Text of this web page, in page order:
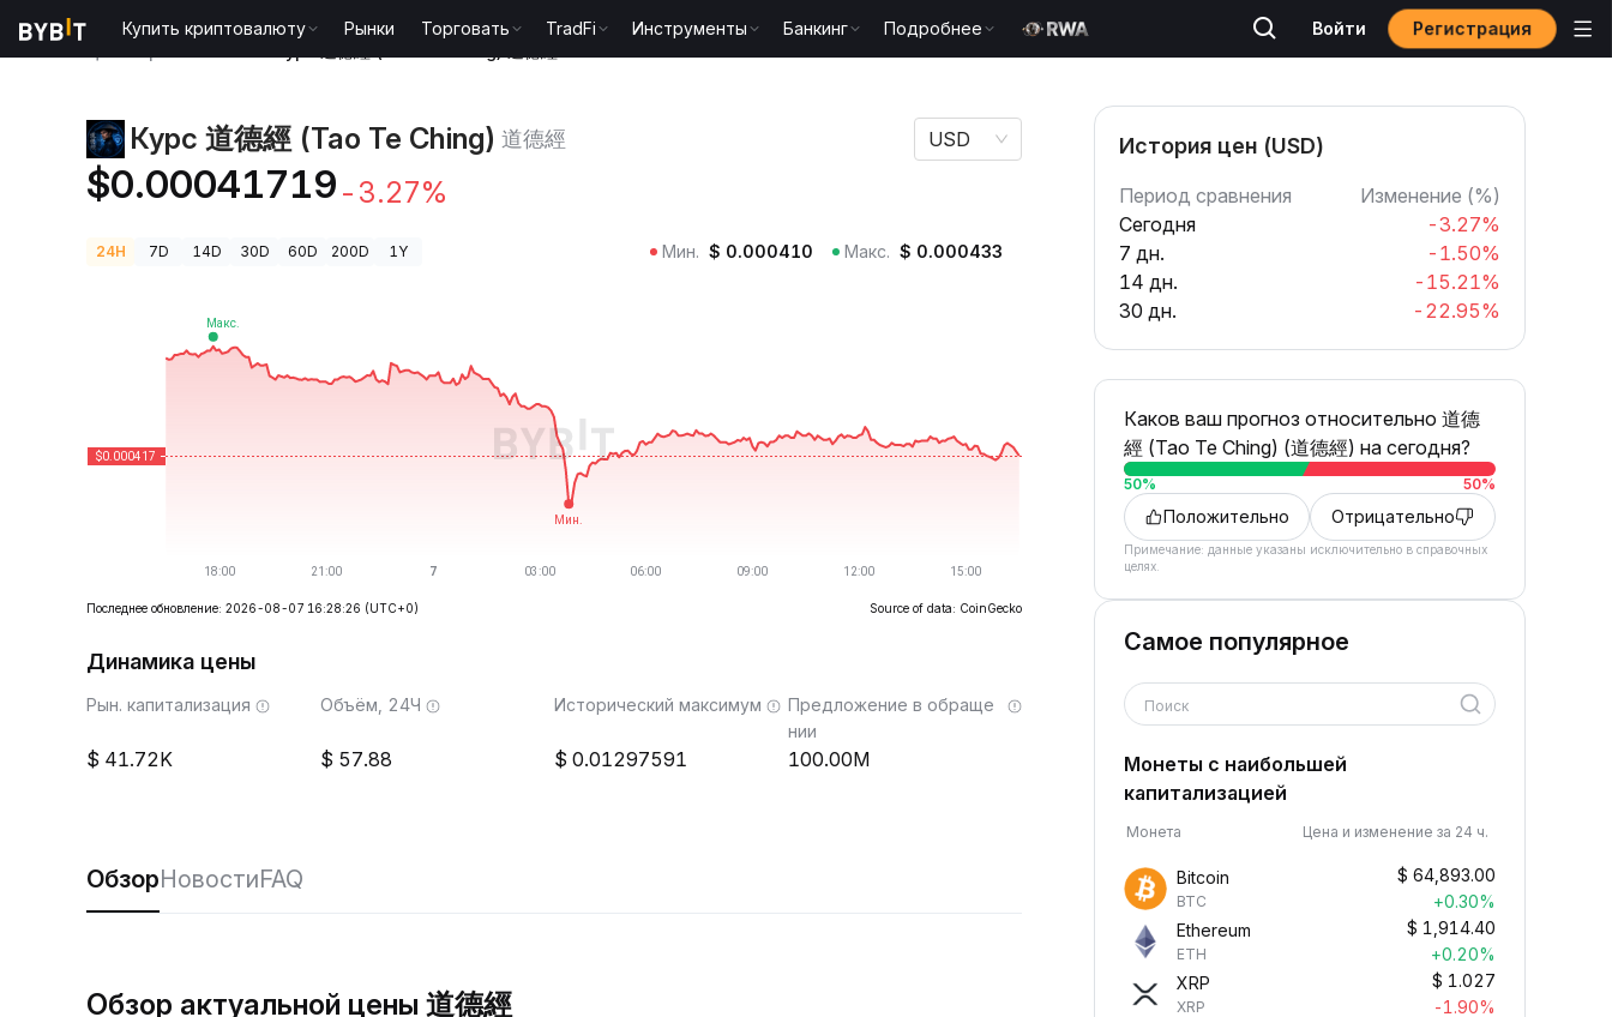
Купить криптовалюту Рынки Торговать TradFi Инструменты Банкинг Подробнее Войти Регистрация
Курс 道德經 (Tao Te Ching) 道德經
$0.00041719 -3.27%
USD
24H 7D 14D 30D 60D 200D 1Y Мин. $ 0.000410 Макс. $ 0.000433
Последнее обновление: 2026-08-07 16:28:26 (UTC+0) Source of data: CoinGecko
Динамика цены
Рын. капитализация
41.72K
Объём, 24Ч
57.88
Исторический максимум
0.01297591
Предложение в обраще
нии
100.00M
ОбзорНовостиFAQ
Обзор актуальной цены 道德經
История цен (USD)
Период сравнения
Изменение (%)
Сегодня
-3.27%
7 дн.
-1.50%
14 дн.
-15.21%
30 дн.
-22.95%
Каков ваш прогноз относительно 道德
經 (Tao Te Ching) (道德經) на сегодня?
50% 50%
Положительно Отрицательно
Примечание: данные указаны исключительно в справочных
целях.
Самое популярное
Поиск
Монеты с наибольшей
капитализацией
Монета Цена и изменение за 24 ч.
Bitcoin
BTC
$ 64,893.00
+0.30%
Ethereum
ETH
$ 1,914.40
+0.20%
XRP
XRP
$ 1.027
-1.90%